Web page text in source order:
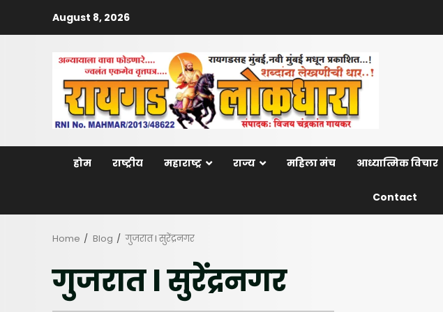
August 8, 2026
होम राष्ट्रीय महाराष्ट्र राज्य महिला मंच आध्यात्मिक विचार
Contact
Home Blog गुजरात l सुरेंद्रनगर
गुजरात l सुरेंद्रनगर